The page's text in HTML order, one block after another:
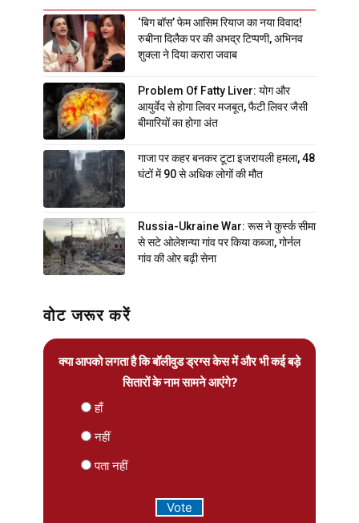
‘बिग बॉस’ फेम आसिम रियाज का नया विवाद!
रुबीना दिलैक पर की अभद्र टिप्पणी, अभिनव
शुक्ला ने दिया करारा जवाब
Problem Of Fatty Liver: योग और
आयुर्वेद से होगा लिवर मजबूत, फैटी लिवर जैसी
बीमारियों का होगा अंत
गाजा पर कहर बनकर टूटा इजरायली हमला, 48
घंटों में 90 से अधिक लोगों की मौत
Russia-Ukraine War: रूस ने कुर्स्क सीमा
से सटे ओलेशन्या गांव पर किया कब्जा, गोर्नल
गांव की ओर बढ़ी सेना
वोट जरूर करें
क्या आपको लगता है कि बॉलीवुड ड्रग्स केस में और भी कई बड़े
सितारों के नाम सामने आएंगे?
हाँ
नहीं
पता नहीं